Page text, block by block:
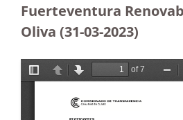
Fuerteventura
Oliva (31-03-2023)